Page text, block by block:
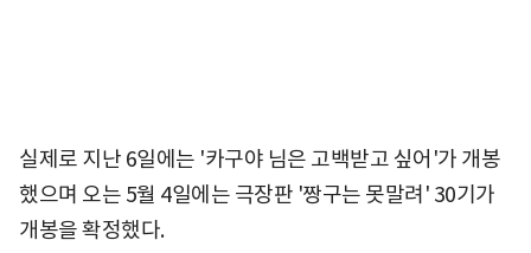
실제로 지난 6일에는 '카구야 님은 고백받고 싶어'가 개봉
했으며 오는 5월 4일에는 극장판 '짱구는 못말려' 30기가
개봉을 확정했다.